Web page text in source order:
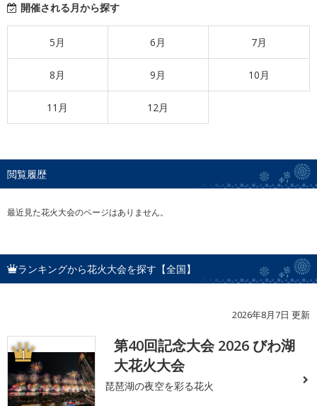
開催される月から探す
5月 6月 7月
8月 9月 10月
11月 12月
閲覧履歴
最近見た花火大会のページはありません。
ランキングから花火大会を探す【全国】
2026年8月7日 更新
1
第40回記念大会 2026 びわ湖
大花火大会
琵琶湖の夜空を彩る花火